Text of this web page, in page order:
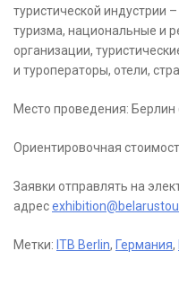
туристической
туризма, национальные и
организации,
и туроператоры, отели,
Место проведения: Берлин
Ориентировочная
Заявки отправлять на
адрес
Метки: ITB Berlin, Германия,